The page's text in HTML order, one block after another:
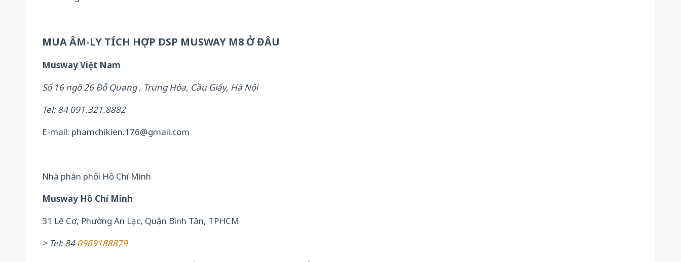
MUA ÂM-LY TÍCH HỢP DSP MUSWAY M8 Ở ĐÂU
Musway Việt Nam
Số 16 ngõ 26 Đỗ Quang , Trung Hòa, Cầu Giấy, Hà Nội
Tel: 84 091.321.8882
E-mail: phamchikien.176@gmail.com
Nhà phân phối Hồ Chí Minh
Musway Hồ Chí Mình
31 Lê Cơ, Phường An Lạc, Quận Bình Tân, TPHCM
> Tel: 84 0969188879